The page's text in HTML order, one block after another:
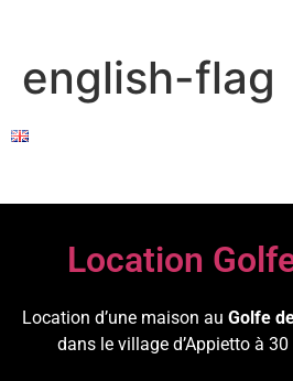
english-flag
Location
Location d’une maison au Golfe
dans le village d’Appietto à 30